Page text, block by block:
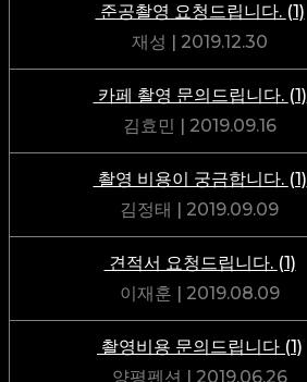
준공촬영 요청드립니다. (1)
재성 | 2019.12.30
카페 촬영 문의드립니다. (1)
김효민 | 2019.09.16
촬영 비용이 궁금합니다. (1)
김정태 | 2019.09.09
견적서 요청드립니다. (1)
이재훈 | 2019.08.09
촬영비용 문의드립니다 (1)
양평펜션 | 2019.06.26